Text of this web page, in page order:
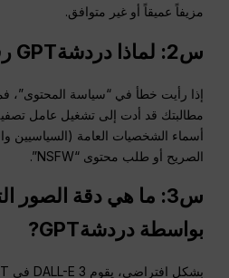
مزيفاً عميقاً أو غير متوافق.
س2: لماذا دردشةGPT
إذا رأيت خطأ في “سياسة المحتوى”،
مطالبتك قد أدت إلى تشغيل عامل
أسماء الشخصيات العامة (السياسيين
الصريح أو طلب محتوى “NSFW”.
س3: ما هي دقة الصور
بواسطةدردشةGPT ?
بشكل افتراضي، يقوم DALL-E 3 في ChatGPT بتوليد صور عند